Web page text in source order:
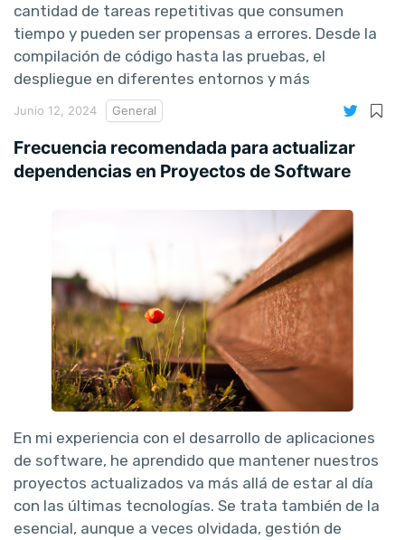
cantidad de tareas repetitivas que consumen
tiempo y pueden ser propensas a errores. Desde la
compilación de código hasta las pruebas, el
despliegue en diferentes entornos y más
Junio 12, 2024 General
Frecuencia recomendada para actualizar
dependencias en Proyectos de Software
En mi experiencia con el desarrollo de aplicaciones
de software, he aprendido que mantener nuestros
proyectos actualizados va más allá de estar al día
con las últimas tecnologías. Se trata también de la
esencial, aunque a veces olvidada, gestión de